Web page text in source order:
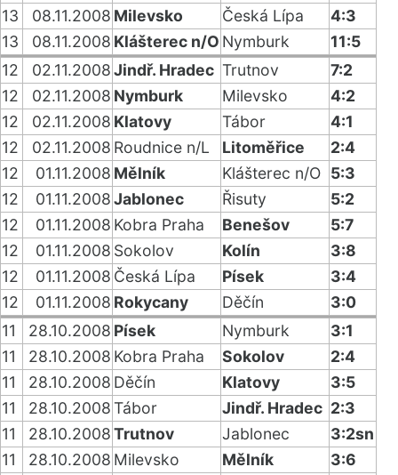
13
08.11.2008 Milevsko Česká Lípa
4:3
13
08.11.2008 Klášterec n/O Nymburk
11:5
12
02.11.2008Jindř. Hradec Trutnov
7:2
12
02.11.2008 Nymburk Milevsko
4:2
12
02.11.2008 Klatovy Tábor
4:1
12
02.11.2008 Roudnice n/L Litoměřice
2:4
12
01.11.2008 Mělník Klášterec n/O 5:3
12
01.11.2008Jablonec Řisuty
5:2
12
01.11.2008 Kobra Praha Benešov
5:7
12
01.11.2008 Sokolov Kolín
3:8
12
01.11.2008 Česká Lípa Písek
3:4
12
01.11.2008 Rokycany Děčín
3:0
11
28.10.2008 Písek Nymburk
3:1
11
28.10.2008 Kobra Praha Sokolov
2:4
11
28.10.2008 Děčín Klatovy
3:5
11
28.10.2008Tábor Jindř. Hradec 2:3
11
28.10.2008Trutnov Jablonec
3:2sn
11
28.10.2008 Milevsko Mělník
3:6